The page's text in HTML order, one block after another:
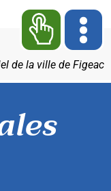
de la ville de Figeac